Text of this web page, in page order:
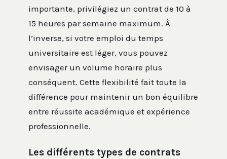
importante, privilégiez un contrat de 10 à
15 heures par semaine maximum. À
l’inverse, si votre emploi du temps
universitaire est léger, vous pouvez
envisager un volume horaire plus
conséquent. Cette flexibilité fait toute la
différence pour maintenir un bon équilibre
entre réussite académique et expérience
professionnelle.
Les différents types de contrats